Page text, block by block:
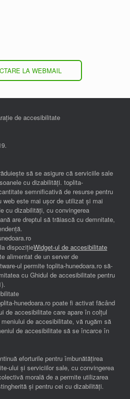
LA WEBMAIL
de accesibilitate
să se asigure că serviciile sale
cu dizabilități. toplita-
semnificativă de resurse pentru
este mai ușor de utilizat și mai
cu dizabilități, cu convingerea
are dreptul să trăiască cu demnitate,
dispozițieWidget-ul de accesibilitate
alimentat de un server de
ul permite toplita-hunedoara.ro să-
cu Ghidul de accesibilitate pentru
hunedoara.ro poate fi activat făcând
de accesibilitate care apare în colțul
de accesibilitate, vă rugăm să
de accesibilitate să se încarce în
eforturile pentru îmbunătățirea
ului și serviciilor sale, cu convingerea
morală de a permite utilizarea
și pentru cei cu dizabilități.